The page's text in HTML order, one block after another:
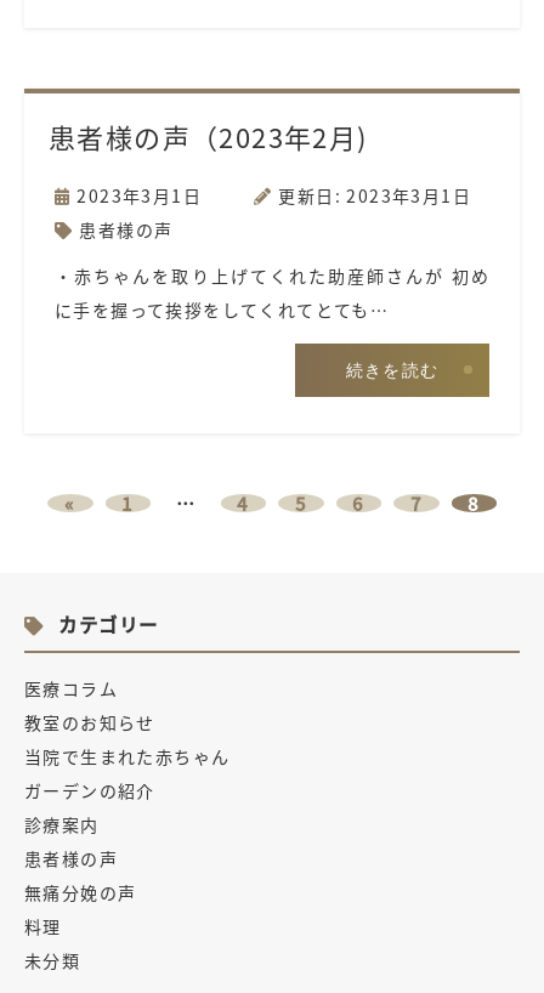
患者様の声（2023年2月)
2023年3月1日
更新日: 2023年3月1日
患者様の声
・赤ちゃんを取り上げてくれた助産師さんが 初め
に手を握って挨拶をしてくれてとても…
続きを読む
« 1 … 4 5 6 7 8
カテゴリー
医療コラム
教室のお知らせ
当院で生まれた赤ちゃん
ガーデンの紹介
診療案内
患者様の声
無痛分娩の声
料理
未分類